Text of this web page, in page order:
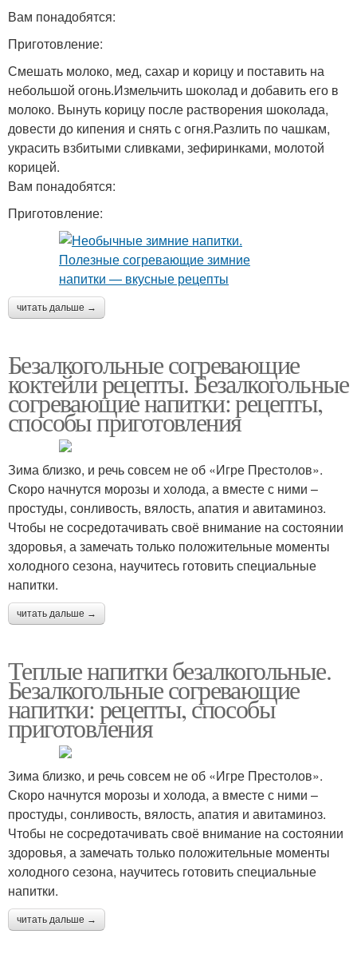
Вам понадобятся:
Приготовление:
Смешать молоко, мед, сахар и корицу и поставить на
небольшой огонь.Измельчить шоколад и добавить его в
молоко. Вынуть корицу после растворения шоколада,
довести до кипения и снять с огня.Разлить по чашкам,
украсить взбитыми сливками, зефиринками, молотой
корицей.
Вам понадобятся:
Приготовление:
читать дальше →
Безалкогольные согревающие
коктейли рецепты. Безалкогольные
согревающие напитки: рецепты,
способы приготовления
Зима близко, и речь совсем не об «Игре Престолов».
Скоро начнутся морозы и холода, а вместе с ними –
простуды, сонливость, вялость, апатия и авитаминоз.
Чтобы не сосредотачивать своё внимание на состоянии
здоровья, а замечать только положительные моменты
холодного сезона, научитесь готовить специальные
напитки.
читать дальше →
Теплые напитки безалкогольные.
Безалкогольные согревающие
напитки: рецепты, способы
приготовления
Зима близко, и речь совсем не об «Игре Престолов».
Скоро начнутся морозы и холода, а вместе с ними –
простуды, сонливость, вялость, апатия и авитаминоз.
Чтобы не сосредотачивать своё внимание на состоянии
здоровья, а замечать только положительные моменты
холодного сезона, научитесь готовить специальные
напитки.
читать дальше →